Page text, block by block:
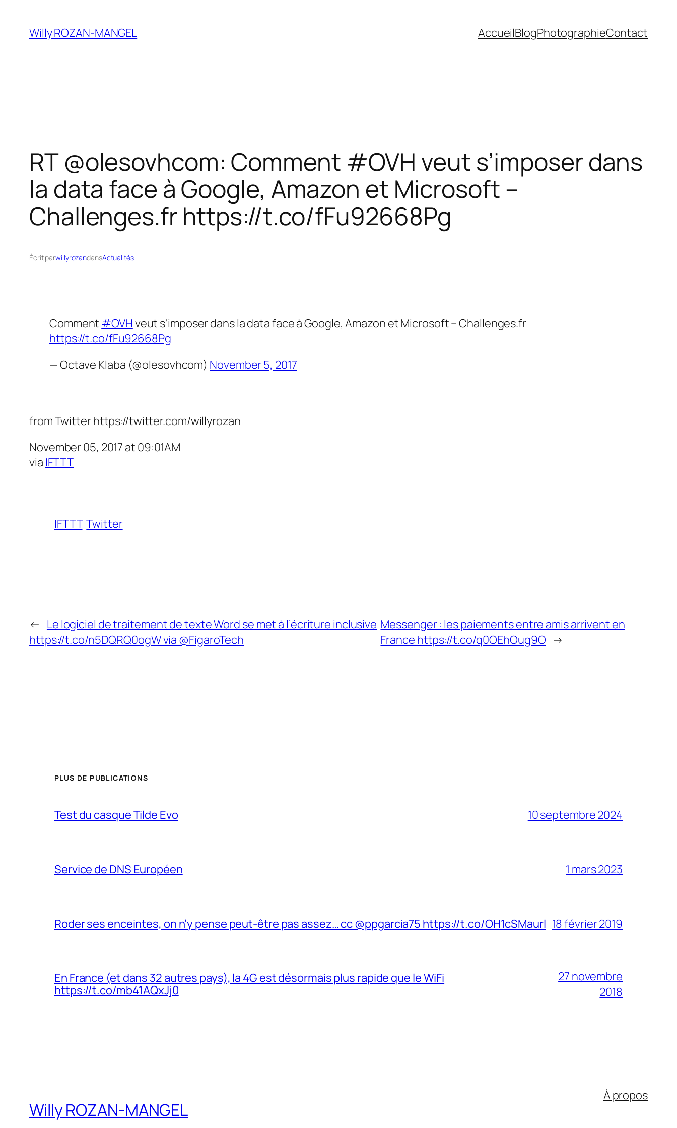
contenu
Willy ROZAN-MANGEL AccueilBlogPhotographieContact
RT @olesovhcom: Comment #OVH veut s’imposer dans
la data face à Google, Amazon et Microsoft –
Challenges.fr https://t.co/fFu92668Pg
Écrit parwillyrozandansActualités
Comment #OVHveut s'imposer dans la data face à Google, Amazon et Microsoft – Challenges.fr
https://t.co/fFu92668Pg
— Octave Klaba (@olesovhcom) November 5, 2017
from Twitter https://twitter.com/willyrozan
November 05, 2017 at 09:01AM
via IFTTT
IFTTT Twitter
← Le logiciel de traitement de texte Word se met à l’écriture inclusive
https://t.co/n5DQRQ0ogW via @FigaroTech
Messenger : les paiements entre amis arrivent en
France https://t.co/q0OEhOug9O →
PLUS DE PUBLICATIONS
Test du casque Tilde Evo 10 septembre 2024
Service de DNS Européen 1 mars 2023
Roder ses enceintes, on n’y pense peut-être pas assez… cc @ppgarcia75 https://t.co/OH1cSMaurl 18 février 2019
En France (et dans 32 autres pays), la 4G est désormais plus rapide que le WiFi
https://t.co/mb41AQxJj0
27 novembre
2018
Willy ROZAN-MANGEL
À propos